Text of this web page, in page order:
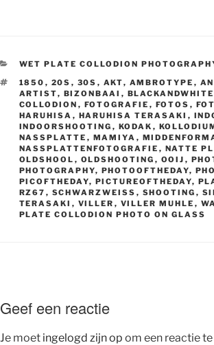
CATEGORIEËN
WET PLATE COLLODION
TAGS
1850 , 20S , 30S , AKT, AMBROTYPE ,
ARTIST, BIZONBAAI , BLACKANDWHITE
COLLODION , FOTOGRAFIE , FOTOS ,
HARUHISA , HARUHISA TERASAKI ,
INDOORSHOOTING , KODAK ,
NASSPLATTE , MAMIYA ,
NASSPLATTENFOTOGRAFIE , NATTE
OLDSHOOL , OLDSHOOTING , OOIJ ,
PHOTOGRAPHY, PHOTOOFTHEDAY,
PICOFTHEDAY, PICTUREOFTHEDAY,
RZ67 , SCHWARZWEISS , SHOOTING ,
TERASAKI , VILLER , VILLER MUHLE ,
PLATE COLLODION PHOTO ON GLASS
Geef een reactie
Je moet ingelogd zijn op om een reactie